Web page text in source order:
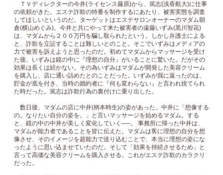
ＴＶディレクターの今井(ライセンス藤原)から、篤志(浅香航大)に仕事
の依頼がきた。エステ詐欺の特番を制作するにあたり、被害実態を調査
してほしいというのだ。ターゲットはエステサロンオーナーのマダム朝
倉(横山めぐみ)。今井と共にやって来た被害者の遠藤いずみ(黒川智花)
は、マダムから２００万円を騙し取られたという。しかし弁護士による
と、詐欺を立証することは難しいとのこと。そこでいずみはメディアの
力で被害を訴えようと思ったのだ。初めてマダムからマッサージを受け
た後、いずみは鏡の中に『理想の自分』がいることに驚いた。だがその
効果は長くは続かない。その為いずみはマダムが開発した美容クリーム
を購入し、店に通い詰めたとのことだった。いずみが我に返ったのは、
貯金が底を付き、当時の婚約者に『何も変わらない』と言われ捨てられ
た時だった。篤志は詐欺行為の裏付けに乗り出した。
数日後、マダムの店に中井(柄本時生)の姿があった。中井に「想像する
の。なりたい自分の姿を。」と言いマッサージを始めるマダム。する
と、鏡の中の中井が美しく変化していく──。 事務所に帰った中井は、
マダムが能力者であることを皆に伝えた。マダムは客に理想の自分を想
像させ、そのイメージを超能力で送り込むことで、本当に理想の姿にな
ったように思い込ませていたのだ。そして「効果を持続させるため」と
言って高価な美容クリームを購入させる。これがエステ詐欺のカラクリ
だった。